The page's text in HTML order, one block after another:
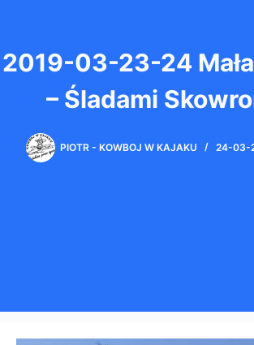
2019-03-23-24
– Śladami
PIOTR - KOWBOJ W KAJAKU 24-03-